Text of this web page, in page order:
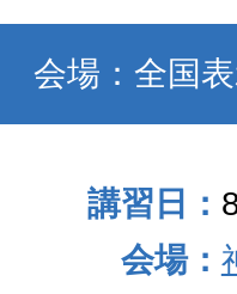
会場：全国